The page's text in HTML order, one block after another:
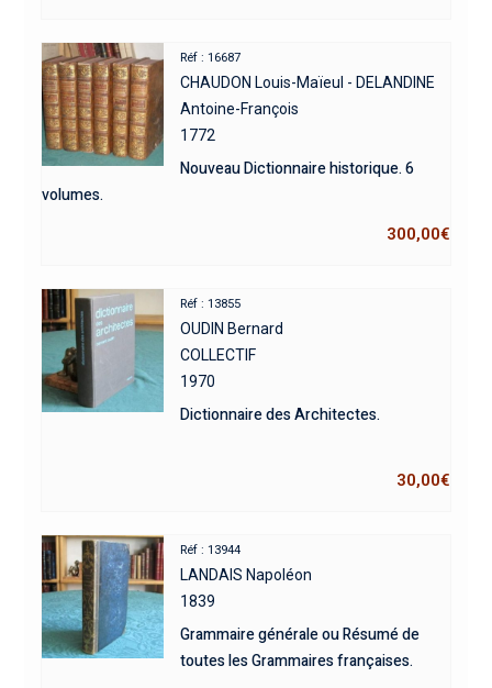
Réf : 16687
CHAUDON Louis-Maïeul - DELANDINE
Antoine-François
1772
Nouveau Dictionnaire historique. 6
volumes.
300,00€
Réf : 13855
OUDIN Bernard
COLLECTIF
1970
Dictionnaire des Architectes.
30,00€
Réf : 13944
LANDAIS Napoléon
1839
Grammaire générale ou Résumé de
toutes les Grammaires françaises.